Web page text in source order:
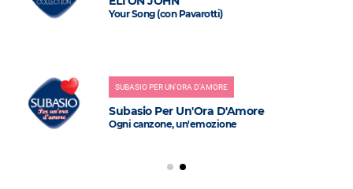
Your Song (con Pavarotti)
SUBASIO PER UN'ORA D'AMORE
Subasio Per Un'Ora D'Amore
Ogni canzone, un'emozione